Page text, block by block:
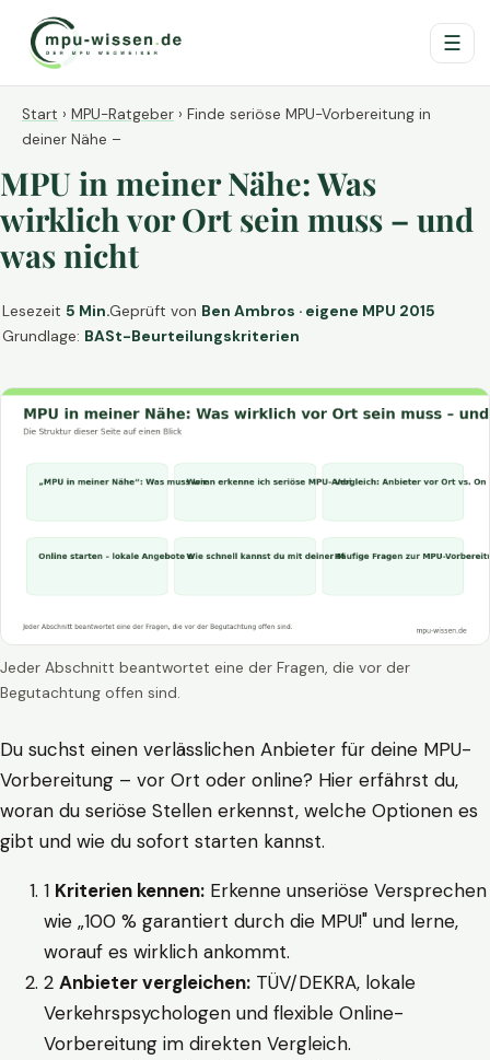
☰
Start › MPU-Ratgeber › Finde seriöse MPU-Vorbereitung in
deiner Nähe –
MPU in meiner Nähe: Was
wirklich vor Ort sein muss – und
was nicht
Lesezeit 5 Min.Geprüft von Ben Ambros · eigene MPU 2015
Grundlage: BASt-Beurteilungskriterien
Jeder Abschnitt beantwortet eine der Fragen, die vor der
Begutachtung offen sind.
Du suchst einen verlässlichen Anbieter für deine MPU-
Vorbereitung – vor Ort oder online? Hier erfährst du,
woran du seriöse Stellen erkennst, welche Optionen es
gibt und wie du sofort starten kannst.
1 Kriterien kennen: Erkenne unseriöse Versprechen
wie „100 % garantiert durch die MPU!" und lerne,
worauf es wirklich ankommt.
2 Anbieter vergleichen: TÜV/DEKRA, lokale
Verkehrspsychologen und flexible Online-
Vorbereitung im direkten Vergleich.